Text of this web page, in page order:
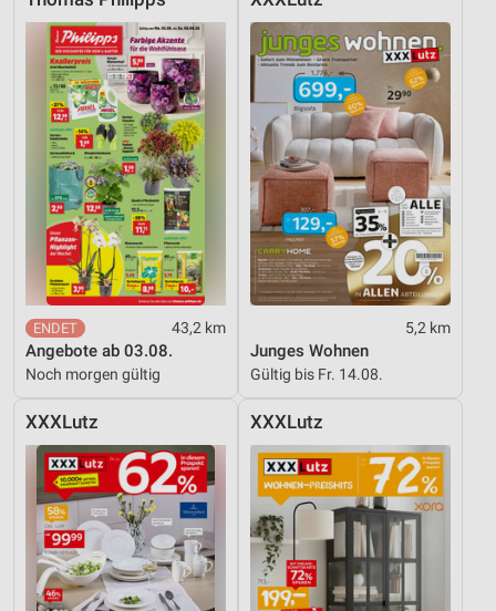
43,2 km
Angebote ab 03.08.
Noch morgen gültig
5,2 km
Junges Wohnen
Gültig bis Fr. 14.08.
XXXLutz XXXLutz